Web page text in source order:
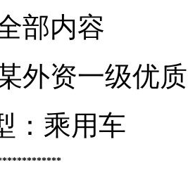
部内容
外资一级优
： 乘用车